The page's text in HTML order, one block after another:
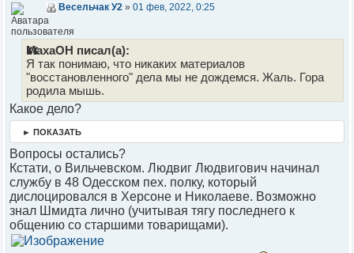
Весельчак У2 » 01 фев, 2022, 0:25
МахаОН писал(а):
Я так понимаю, что никаких материалов
"восстановленного" дела мы не дождемся. Жаль. Гора
родила мышь.
Какое дело?
► ПОКАЗАТЬ
Вопросы остались?
Кстати, о Вильчевском. Людвиг Людвигович начинал
службу в 48 Одесском пех. полку, который
дислоцировался в Херсоне и Николаеве. Возможно
знал Шмидта лично (учитывая тягу последнего к
общению со старшими товарищами).